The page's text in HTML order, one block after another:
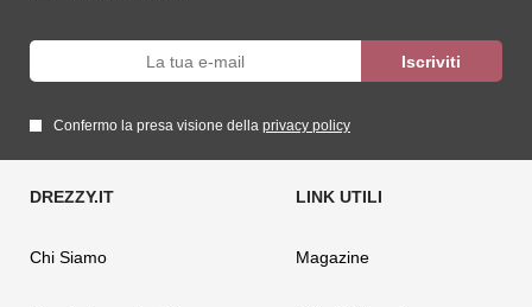
Confermo la presa visione della privacy policy
Chi Siamo Magazine